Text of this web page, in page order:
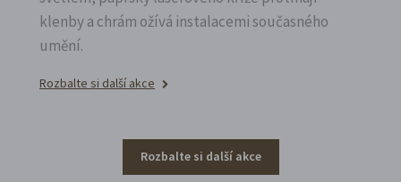
klenby a chrám ožívá instalacemi současného
umění.
Rozbalte si další akce
Rozbalte si další akce